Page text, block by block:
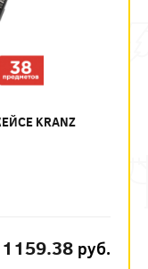
KRANZ
1159.38 руб.